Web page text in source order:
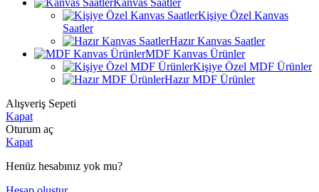
Kanvas Saatler
Kişiye Özel Kanvas
Saatler
Hazır Kanvas Saatler
MDF Kanvas Ürünler
Kişiye Özel MDF Ürünler
Hazır MDF Ürünler
Alışveriş Sepeti
Kapat
Oturum aç
Kapat
Henüz hesabınız yok mu?